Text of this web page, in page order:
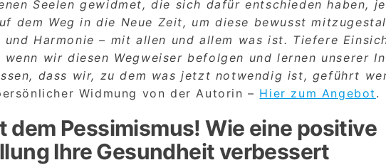
Seelen gewidmet, die sich dafür entschieden haben,
dem Weg in die Neue Zeit, um diese bewusst
und Harmonie – mit allen und allem was ist. Tiefere
wenn wir diesen Wegweiser befolgen und lernen unserer
dass wir, zu dem was jetzt notwendig ist, geführt
Widmung von der Autorin – Hier zum Angebot .
dem Pessimismus! Wie eine positive
Ihre Gesundheit verbessert